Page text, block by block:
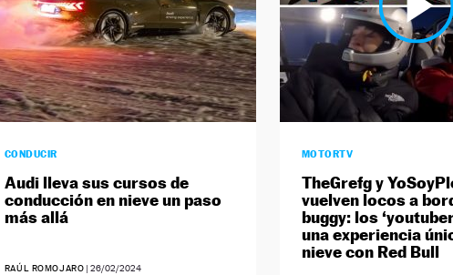
CONDUCIR
Audi lleva sus cursos de
conducción en nieve un paso
más allá
RAÚL ROMOJARO |26/02/2024
MOTORTV
TheGrefg y
vuelven locos a
buggy: los
una experiencia
nieve con Red Bull